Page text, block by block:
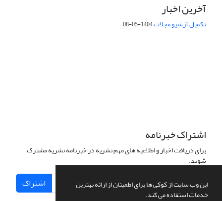
این وب سایت از کوکی ها برای اطمینان از ارائه بهترین
خدمات استفاده می کند.
آخرین اخبار
تکمیل آرشیو مجلات1404-05-08
اشتراک خبرنامه
برای دریافت اخبار و اطلاعیه های مهم نشریه در خبرنامه نشریه مشترک
شوید.
اشتراک